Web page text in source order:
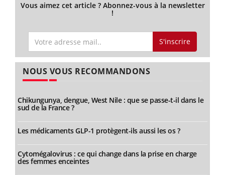
Vous aimez cet article ? Abonnez-vous à la newsletter
!
S'inscrire
NOUS VOUS RECOMMANDONS
Chikungunya, dengue, West Nile : que se passe-t-il dans le
sud de la France ?
Les médicaments GLP-1 protègent-ils aussi les os ?
Cytomégalovirus : ce qui change dans la prise en charge
des femmes enceintes